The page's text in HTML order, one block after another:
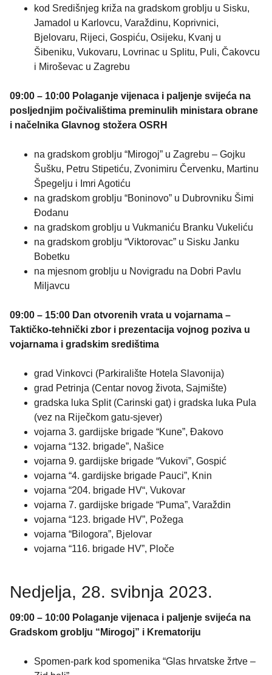
kod Središnjeg križa na gradskom groblju u Sisku,
Jamadol u Karlovcu, Varaždinu, Koprivnici,
Bjelovaru, Rijeci, Gospiću, Osijeku, Kvanj u
Šibeniku, Vukovaru, Lovrinac u Splitu, Puli, Čakovcu
i Miroševac u Zagrebu
09:00 – 10:00 Polaganje vijenaca i paljenje svijeća na
posljednjim počivalištima preminulih ministara obrane
i načelnika Glavnog stožera OSRH
na gradskom groblju “Mirogoj” u Zagrebu – Gojku
Šušku, Petru Stipetiću, Zvonimiru Červenku, Martinu
Špegelju i Imri Agotiću
na gradskom groblju “Boninovo” u Dubrovniku Šimi
Đodanu
na gradskom groblju u Vukmaniću Branku Vukeliću
na gradskom groblju “Viktorovac” u Sisku Janku
Bobetku
na mjesnom groblju u Novigradu na Dobri Pavlu
Miljavcu
09:00 – 15:00 Dan otvorenih vrata u vojarnama –
Taktičko-tehnički zbor i prezentacija vojnog poziva u
vojarnama i gradskim središtima
grad Vinkovci (Parkiralište Hotela Slavonija)
grad Petrinja (Centar novog života, Sajmište)
gradska luka Split (Carinski gat) i gradska luka Pula
(vez na Riječkom gatu-sjever)
vojarna 3. gardijske brigade “Kune”, Đakovo
vojarna “132. brigade”, Našice
vojarna 9. gardijske brigade “Vukovi”, Gospić
vojarna “4. gardijske brigade Pauci”, Knin
vojarna “204. brigade HV“, Vukovar
vojarna 7. gardijske brigade “Puma”, Varaždin
vojarna “123. brigade HV”, Požega
vojarna “Bilogora”, Bjelovar
vojarna “116. brigade HV”, Ploče
Nedjelja, 28. svibnja 2023.
09:00 – 10:00 Polaganje vijenaca i paljenje svijeća na
Gradskom groblju “Mirogoj” i Krematoriju
Spomen-park kod spomenika “Glas hrvatske žrtve –